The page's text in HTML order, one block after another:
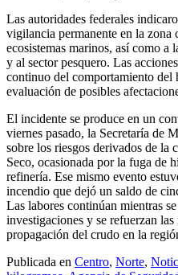
Las autoridades federales
vigilancia permanente en la zona
ecosistemas marinos, así como a
y al sector pesquero. Las
continuo del comportamiento del
evaluación de posibles
El incidente se produce en un
viernes pasado, la Secretaría de
sobre los riesgos derivados de la
Seco, ocasionada por la fuga de
refinería. Ese mismo evento
incendio que dejó un saldo de
Las labores continúan mientras
investigaciones y se refuerzan
propagación del crudo en la
Publicada en Centro, Norte,